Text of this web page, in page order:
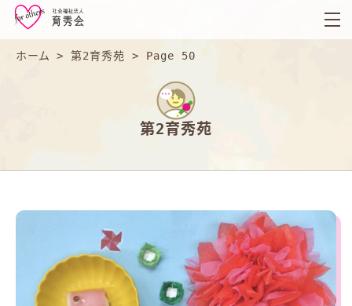
育
秀
会
ホーム > 第2育秀苑 > Page 50
第2育秀苑